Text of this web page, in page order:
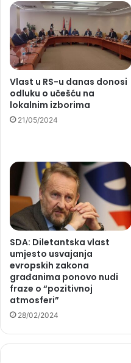
Vlast u RS-u danas donosi
odluku o učešću na
lokalnim izborima
21/05/2024
SDA: Diletantska vlast
umjesto usvajanja
evropskih zakona
građanima ponovo nudi
fraze o “pozitivnoj
atmosferi”
28/02/2024